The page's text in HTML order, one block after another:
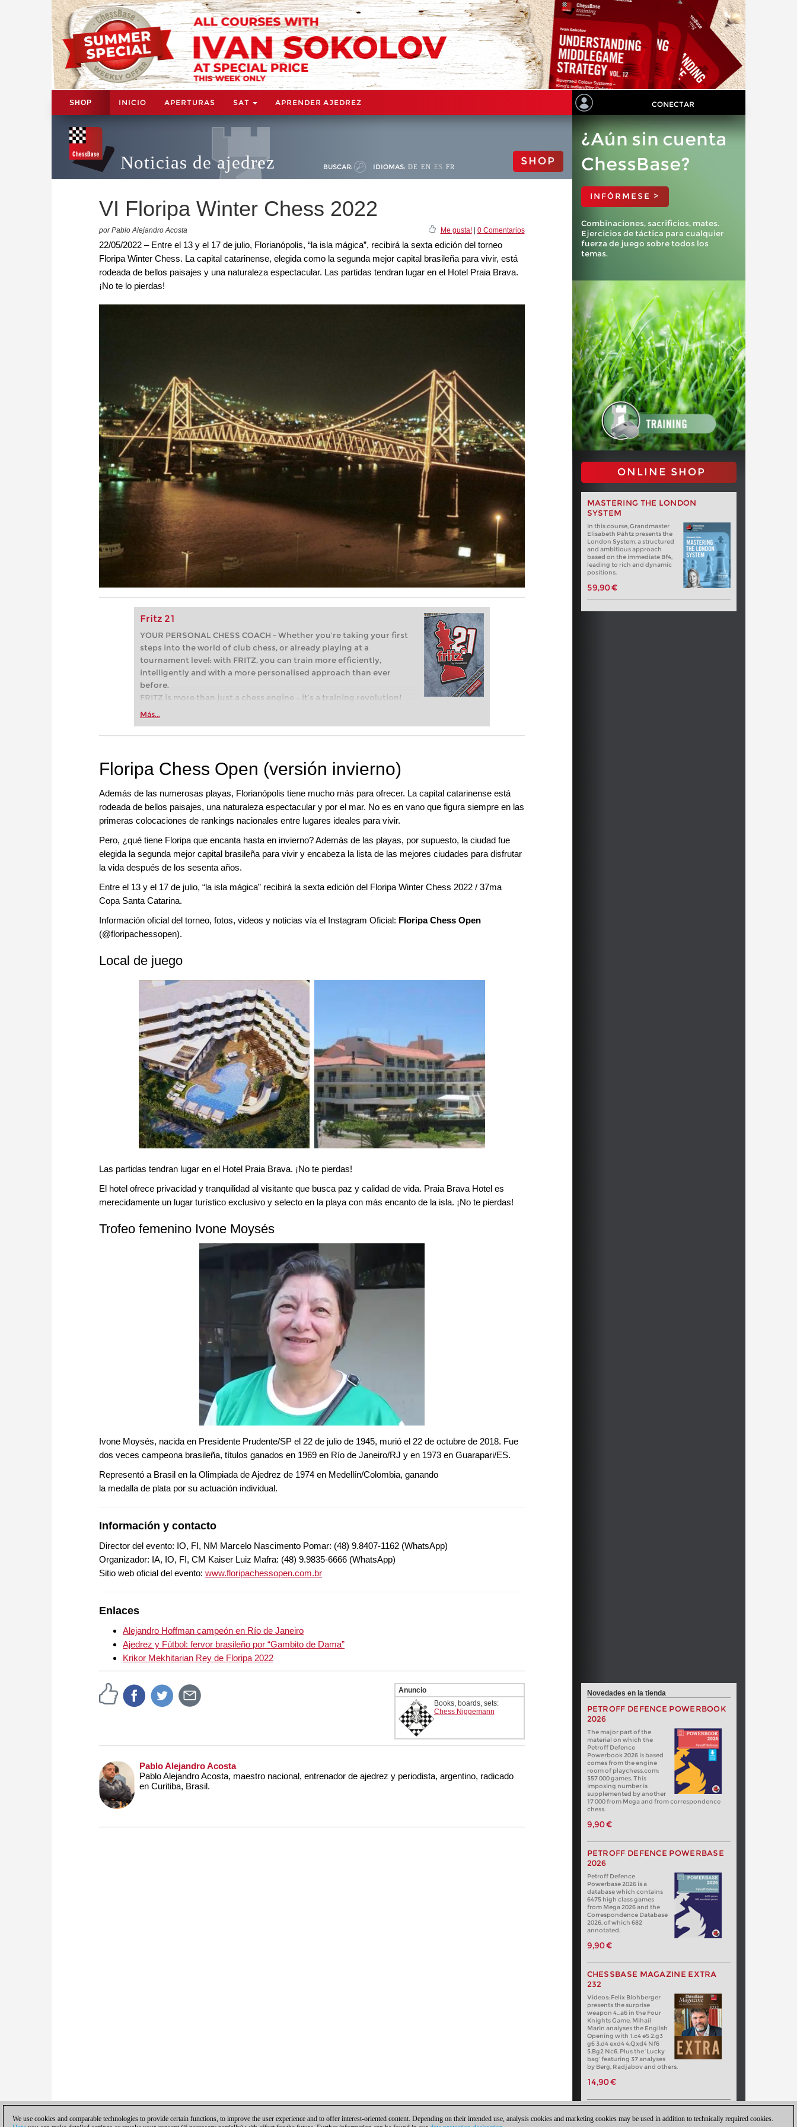
SHOP INICIO APERTURAS SAT APRENDER AJEDREZ CONECTAR
Noticias de ajedrez BUSCAR: IDIOMAS: DE EN ES FR SHOP
VI Floripa Winter Chess 2022
por Pablo Alejandro Acosta Me gusta!| 0 Comentarios
22/05/2022 – Entre el 13 y el 17 de julio, Florianópolis, “la isla mágica”, recibirá la sexta edición del torneo
Floripa Winter Chess. La capital catarinense, elegida como la segunda mejor capital brasileña para vivir, está
rodeada de bellos paisajes y una naturaleza espectacular. Las partidas tendran lugar en el Hotel Praia Brava.
¡No te lo pierdas!
Fritz 21
YOUR PERSONAL CHESS COACH - Whether you’re taking your first
steps into the world of club chess, or already playing at a
tournament level: with FRITZ, you can train more efficiently,
intelligently and with a more personalised approach than ever
before.
FRITZ is more than just a chess engine – it’s a training revolution!
Whether you’re taking your first steps into the world of club chess,
more efficiently, intelligently and with a more personalised
Más...
¿Aún sin cuenta
ChessBase?
INFÓRMESE >
Combinaciones, sacrificios, mates.
Ejercicios de táctica para cualquier
fuerza de juego sobre todos los
temas.
ONLINE SHOP
MASTERING THE LONDON
SYSTEM
In this course, Grandmaster
Elisabeth Pähtz presents the
London System, a structured
and ambitious approach
based on the immediate Bf4,
leading to rich and dynamic
positions.
59,90 €
Floripa Chess Open (versión invierno)
Además de las numerosas playas, Florianópolis tiene mucho más para ofrecer. La capital catarinense está
rodeada de bellos paisajes, una naturaleza espectacular y por el mar. No es en vano que figura siempre en las
primeras colocaciones de rankings nacionales entre lugares ideales para vivir.
Pero, ¿qué tiene Floripa que encanta hasta en invierno? Además de las playas, por supuesto, la ciudad fue
elegida la segunda mejor capital brasileña para vivir y encabeza la lista de las mejores ciudades para disfrutar
la vida después de los sesenta años.
Entre el 13 y el 17 de julio, “la isla mágica” recibirá la sexta edición del Floripa Winter Chess 2022 / 37ma
Copa Santa Catarina.
Información oficial del torneo, fotos, videos y noticias vía el Instagram Oficial: Floripa Chess Open
(@floripachessopen).
Local de juego
Las partidas tendran lugar en el Hotel Praia Brava. ¡No te pierdas!
El hotel ofrece privacidad y tranquilidad al visitante que busca paz y calidad de vida. Praia Brava Hotel es
merecidamente un lugar turístico exclusivo y selecto en la playa con más encanto de la isla. ¡No te pierdas!
Trofeo femenino Ivone Moysés
Ivone Moysés, nacida en Presidente Prudente/SP el 22 de julio de 1945, murió el 22 de octubre de 2018. Fue
dos veces campeona brasileña, títulos ganados en 1969 en Río de Janeiro/RJ y en 1973 en Guarapari/ES.
Representó a Brasil en la Olimpiada de Ajedrez de 1974 en Medellín/Colombia, ganando
la medalla de plata por su actuación individual.
Información y contacto
Director del evento: IO, FI, NM Marcelo Nascimento Pomar: (48) 9.8407-1162 (WhatsApp)
Organizador: IA, IO, FI, CM Kaiser Luiz Mafra: (48) 9.9835-6666 (WhatsApp)
Sitio web oficial del evento: www.floripachessopen.com.br
Enlaces
Alejandro Hoffman campeón en Río de Janeiro
Ajedrez y Fútbol: fervor brasileño por “Gambito de Dama”
Krikor Mekhitarian Rey de Floripa 2022
Anuncio
Books, boards, sets:
Chess Niggemann
Pablo Alejandro Acosta
Pablo Alejandro Acosta, maestro nacional, entrenador de ajedrez y periodista, argentino, radicado
en Curitiba, Brasil.
Novedades en la tienda
PETROFF DEFENCE POWERBOOK
2026
The major part of the
material on which the
Petroff Defence
Powerbook 2026 is based
comes from the engine
room of playchess.com:
357 000 games. This
imposing number is
supplemented by another
17 000 from Mega and from correspondence
chess.
9,90 €
PETROFF DEFENCE POWERBASE
2026
Petroff Defence
Powerbase 2026 is a
database which contains
6475 high class games
from Mega 2026 and the
Correspondence Database
2026, of which 682
annotated.
9,90 €
CHESSBASE MAGAZINE EXTRA
232
Videos: Felix Blohberger
presents the surprise
weapon 4…a6 in the Four
Knights Game. Mihail
Marin analyses the English
Opening with 1.c4 e5 2.g3
g6 3.d4 exd4 4.Qxd4 Nf6
5.Bg2 Nc6. Plus the ‘Lucky
bag’ featuring 37 analyses
by Berg, Radjabov and others.
14,90 €
We use cookies and comparable technologies to provide certain functions, to improve the user experience and to offer interest-oriented content. Depending on their intended use, analysis cookies and marketing cookies may be used in addition to technically required cookies.